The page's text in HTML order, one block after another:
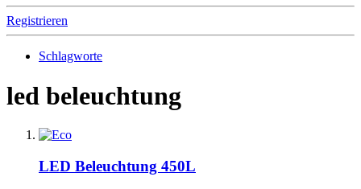
Registrieren
Schlagworte
led beleuchtung
LED Beleuchtung 450L